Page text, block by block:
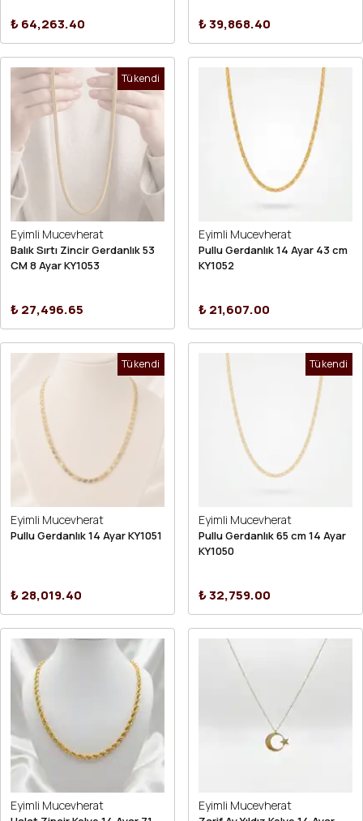
₺ 64,263.40 ₺ 39,868.40
Tükendi
Eyimli Mucevherat
Balık Sırtı Zincir Gerdanlık 53
CM 8 Ayar KY1053
₺ 27,496.65
Eyimli Mucevherat
Pullu Gerdanlık 14 Ayar 43 cm
KY1052
₺ 21,607.00
Tükendi
Eyimli Mucevherat
Pullu Gerdanlık 14 Ayar KY1051
₺ 28,019.40
Tükendi
Eyimli Mucevherat
Pullu Gerdanlık 65 cm 14 Ayar
KY1050
₺ 32,759.00
Eyimli Mucevherat Eyimli Mucevherat